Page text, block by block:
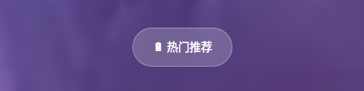
🔋 热门推荐